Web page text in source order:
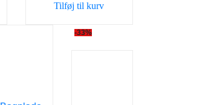
149,00 kr..
Tilføj til kurv
-33%